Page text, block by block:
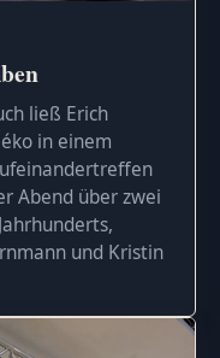
ließ Erich
in einem
Abend über zwei
und Kristin